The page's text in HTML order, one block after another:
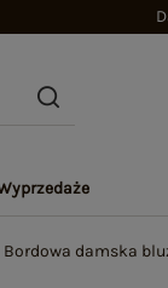
Bordowa damska